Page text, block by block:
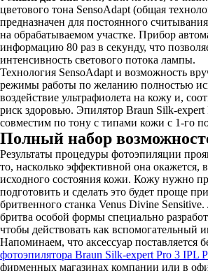
цветового тона SensoAdapt (общая
предназначен для постоянного
на обрабатываемом участке. Прибор
информацию 80 раз в секунду, что
интенсивность светового потока лампы.
Технология SensoAdapt и возможность
режимы работы по желанию полностью
воздействие ультрафиолета на кожу и,
риск здоровью. Эпилятор Braun Silk-expert
совместим по тону с типами кожи с 1-го
Полный набор
Результаты процедуры фотоэпиляции
то, насколько эффективной она окажется,
исходного состояния кожи. Кожу нужно
подготовить и сделать это будет проще
бритвенного станка Venus Divine
бритва особой формы специально
чтобы действовать как вспомогательный
Напоминаем, что аксессуар поставляется
фотоэпилятора Braun Silk-expert Pro 3 IPL
фирменных магазинах компании или в